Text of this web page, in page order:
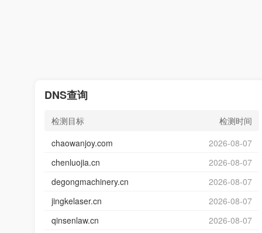
DNS查询
检测目标
检测时间
chaowanjoy.com
2026-08-07
chenluojia.cn
2026-08-07
degongmachinery.cn
2026-08-07
jingkelaser.cn
2026-08-07
qinsenlaw.cn
2026-08-07